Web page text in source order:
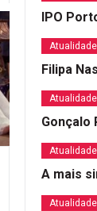
IPO
Atualidade
Filipa
Atualidade
Gonçalo
Atualidade
A mais
Atualidade